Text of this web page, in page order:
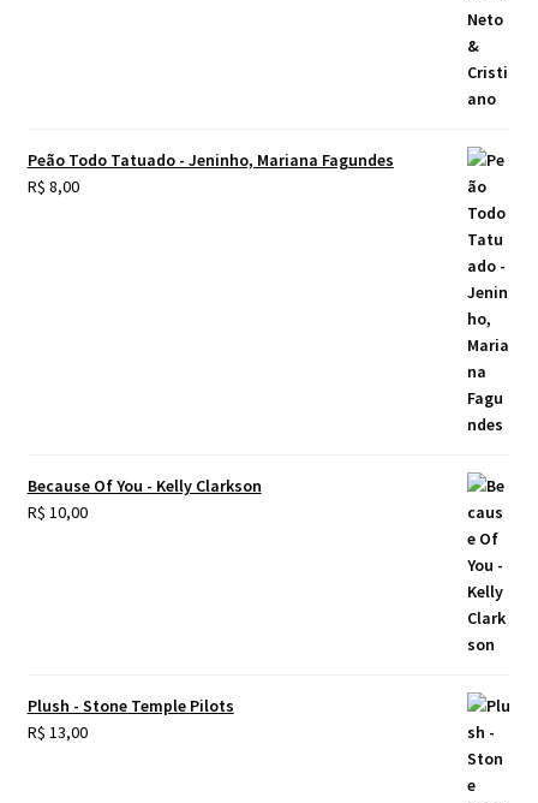
Peão Todo Tatuado - Jeninho, Mariana Fagundes
R$ 8,00
Because Of You - Kelly Clarkson
R$ 10,00
Plush - Stone Temple Pilots
R$ 13,00